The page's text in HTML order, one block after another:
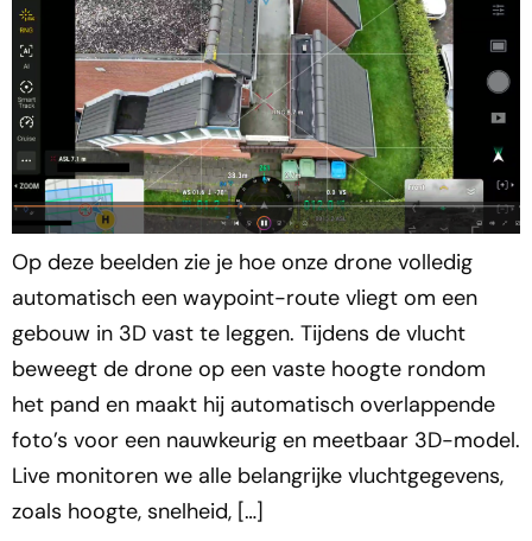
Op deze beelden zie je hoe onze drone volledig
automatisch een waypoint-route vliegt om een
gebouw in 3D vast te leggen. Tijdens de vlucht
beweegt de drone op een vaste hoogte rondom
het pand en maakt hij automatisch overlappende
foto’s voor een nauwkeurig en meetbaar 3D-model.
Live monitoren we alle belangrijke vluchtgegevens,
zoals hoogte, snelheid, […]